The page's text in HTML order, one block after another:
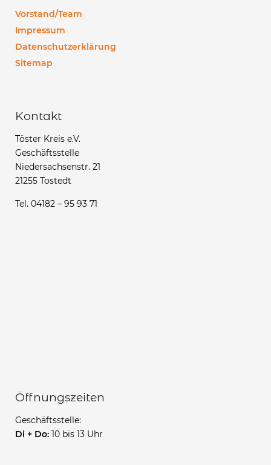
Vorstand/Team
Impressum
Datenschutzerklärung
Sitemap
Kontakt
Töster Kreis e.V.
Geschäftsstelle
Niedersachsenstr. 21
21255 Tostedt
Tel. 04182 – 95 93 71
Öffnungszeiten
Geschäftsstelle:
Di + Do: 10 bis 13 Uhr